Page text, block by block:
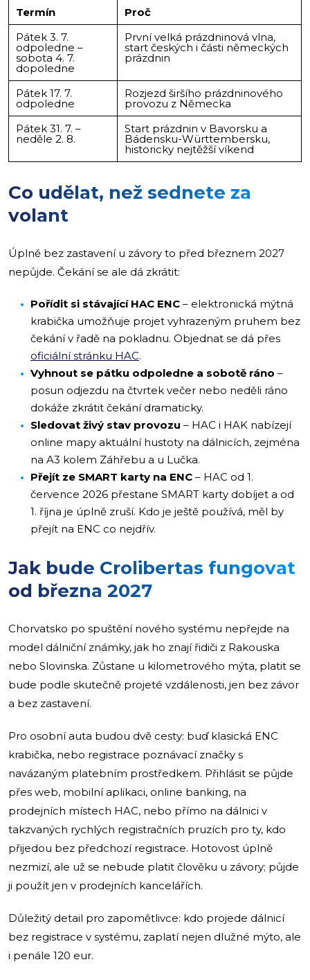
Termín
Proč
Pátek 3. 7.
odpoledne –
sobota 4. 7.
dopoledne
První velká prázdninová vlna,
start českých i části německých
prázdnin
Pátek 17. 7.
odpoledne
Rozjezd širšího prázdninového
provozu z Německa
Pátek 31. 7. –
neděle 2. 8.
Start prázdnin v Bavorsku a
Bádensku-Württembersku,
historicky nejtěžší víkend
Co udělat, než sednete za
volant
Úplně bez zastavení u závory to před březnem 2027
nepůjde. Čekání se ale dá zkrátit:
Pořídit si stávající HAC ENC – elektronická mýtná
krabička umožňuje projet vyhrazeným pruhem bez
čekání v řadě na pokladnu. Objednat se dá přes
oficiální stránku HAC.
Vyhnout se pátku odpoledne a sobotě ráno –
posun odjezdu na čtvrtek večer nebo neděli ráno
dokáže zkrátit čekání dramaticky.
Sledovat živý stav provozu – HAC i HAK nabízejí
online mapy aktuální hustoty na dálnicích, zejména
na A3 kolem Záhřebu a u Lučka.
Přejít ze SMART karty na ENC – HAC od 1.
července 2026 přestane SMART karty dobíjet a od
1. října je úplně zruší. Kdo je ještě používá, měl by
přejít na ENC co nejdřív.
Jak bude Crolibertas fungovat
od března 2027
Chorvatsko po spuštění nového systému nepřejde na
model dálniční známky, jak ho znají řidiči z Rakouska
nebo Slovinska. Zůstane u kilometrového mýta, platit se
bude podle skutečně projeté vzdálenosti, jen bez závor
a bez zastavení.
Pro osobní auta budou dvě cesty: buď klasická ENC
krabička, nebo registrace poznávací značky s
navázaným platebním prostředkem. Přihlásit se půjde
přes web, mobilní aplikaci, online banking, na
prodejních místech HAC, nebo přímo na dálnici v
takzvaných rychlých registračních pruzích pro ty, kdo
přijedou bez předchozí registrace. Hotovost úplně
nezmizí, ale už se nebude platit člověku u závory; půjde
ji použít jen v prodejních kancelářích.
Důležitý detail pro zapomětlivce: kdo projede dálnicí
bez registrace v systému, zaplatí nejen dlužné mýto, ale
i penále 120 eur.